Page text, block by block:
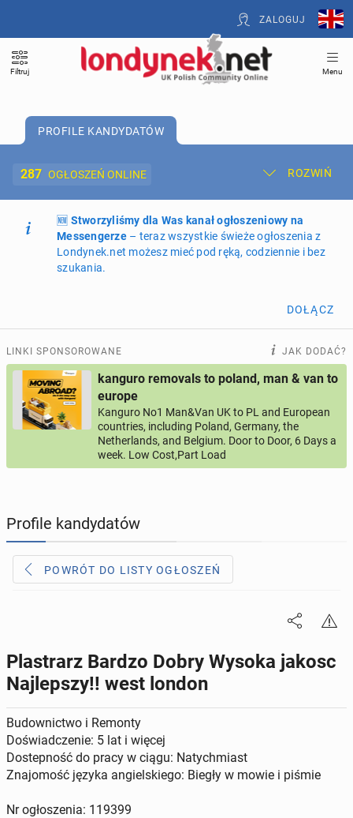
ZALOGUJ
Filtruj Menu
PROFILE KANDYDATÓW
287 OGŁOSZEŃ ONLINE ROZWIŃ
Dodaj ogłoszenie Moje ogłoszenia
Oferta i cennik ogłoszeń
ogłoszeń online
PROFILE KANDYDATÓW 287profili online
USŁUGI 160ogłoszeń online
MOTORYZACJA 10ogłoszeń online
KUPIĘ & SPRZEDAM
TOWARZYSKIE
🆕 Stworzyliśmy dla Was kanał ogłoszeniowy na
Messengerze– teraz wszystkie świeże ogłoszenia z
Londynek.net możesz mieć pod ręką, codziennie i bez
szukania.
DOŁĄCZ
LINKI SPONSOROWANE JAK DODAĆ?
kanguro removals to poland, man & van to
europe
Kanguro No1 Man&Van UK to PL and European
countries, including Poland, Germany, the
Netherlands, and Belgium. Door to Door, 6 Days a
week. Low Cost,Part Load
Profile kandydatów
POWRÓT DO LISTY OGŁOSZEŃ
Plastrarz Bardzo Dobry Wysoka jakosc
Najlepszy!! west london
Budownictwo i Remonty
Doświadczenie: 5 lat i więcej
Dostepność do pracy w ciągu: Natychmiast
Znajomość języka angielskiego: Biegły w mowie i piśmie
Nr ogłoszenia: 119399